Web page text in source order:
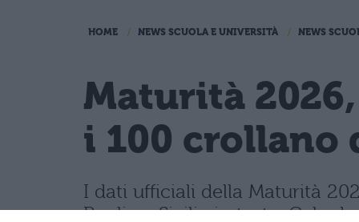
HOME NEWS SCUOLA E UNIVERSITÀ NEWS
Maturità
i 100 crollano
I dati ufficiali della Maturità
Puglia e Sicilia in testa. Cala